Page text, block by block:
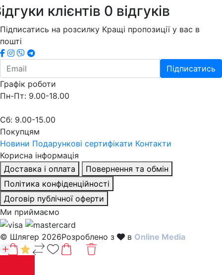
клієнтів 0 відгуків
Підписатись на розсилку Кращі пропозиції у вас в
пошті
Підписатись
Графік роботи
Пн-Пт: 9.00-18.00
Сб: 9.00-15.00
Покупцям
Новини Подарункові сертифікати Контакти
Корисна інформація
Доставка і оплата
Повернення та обмін
Політика конфіденційності
Договір публічної оферти
Ми приймаємо
© Шлягер 2026Розроблено з в Online Media